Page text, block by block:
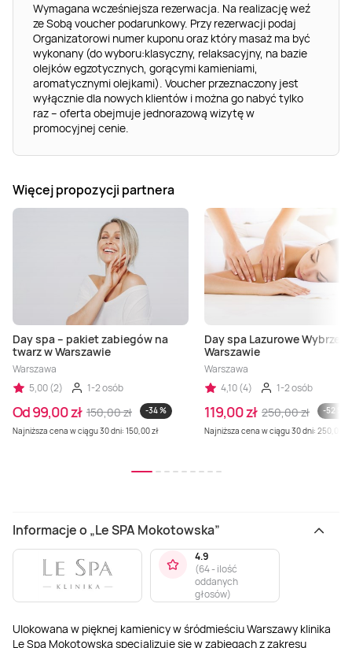
Wymagana wcześniejsza rezerwacja. Na realizację weź
ze Sobą voucher podarunkowy. Przy rezerwacji podaj
Organizatorowi numer kuponu oraz który masaż ma być
wykonany (do wyboru:klasyczny, relaksacyjny, na bazie
olejków egzotycznych, gorącymi kamieniami,
aromatycznymi olejkami). Voucher przeznaczony jest
wyłącznie dla nowych klientów i można go nabyć tylko
raz – oferta obejmuje jednorazową wizytę w
promocyjnej cenie.
Więcej propozycji partnera
Day spa – pakiet zabiegów na
twarz w Warszawie
Warszawa
5,00 (2)
1-2 osób
Od 99,00 zł 150,00 zł
-34 %
Najniższa cena w ciągu 30 dni: 150,00 zł
Day spa Lazurowe
Warszawie
Warszawa
4,10 (4)
1-2 osób
119,00 zł 250,00 zł
-52 %
Najniższa cena w ciągu 30 dni: 250,00 zł
Informacje o „Le SPA Mokotowska”
Ulokowana w pięknej kamienicy w śródmieściu Warszawy klinika
Le Spa Mokotowska specjalizuje się w zabiegach z zakresu
4.9
(64 - ilość
oddanych
głosów)